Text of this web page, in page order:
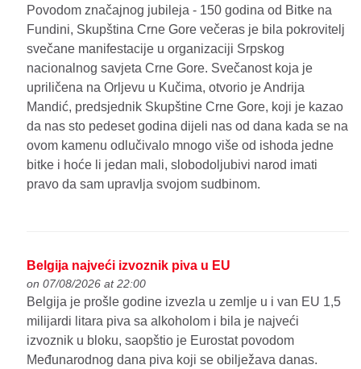
Povodom značajnog jubileja - 150 godina od Bitke na
Fundini, Skupština Crne Gore večeras je bila pokrovitelj
svečane manifestacije u organizaciji Srpskog
nacionalnog savjeta Crne Gore. Svečanost koja je
upriličena na Orljevu u Kučima, otvorio je Andrija
Mandić, predsjednik Skupštine Crne Gore, koji je kazao
da nas sto pedeset godina dijeli nas od dana kada se na
ovom kamenu odlučivalo mnogo više od ishoda jedne
bitke i hoće li jedan mali, slobodoljubivi narod imati
pravo da sam upravlja svojom sudbinom.
Belgija najveći izvoznik piva u EU
on 07/08/2026 at 22:00
Belgija je prošle godine izvezla u zemlje u i van EU 1,5
milijardi litara piva sa alkoholom i bila je najveći
izvoznik u bloku, saopštio je Eurostat povodom
Međunarodnog dana piva koji se obilježava danas.